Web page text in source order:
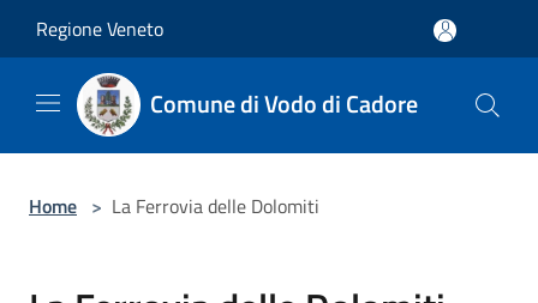
Regione Veneto
Comune di Vodo di Cadore
Home > La Ferrovia delle Dolomiti